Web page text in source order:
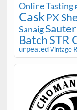
Online Tasting
Cask PX
Sanaig
BatchSTR
unpeatedVintage